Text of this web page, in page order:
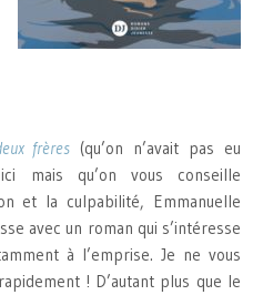
frères (qu’on n’avait pas eu
mais qu’on vous conseille
et la culpabilité, Emmanuelle
avec un roman qui s’intéresse
à l’emprise. Je ne vous
! D’autant plus que le